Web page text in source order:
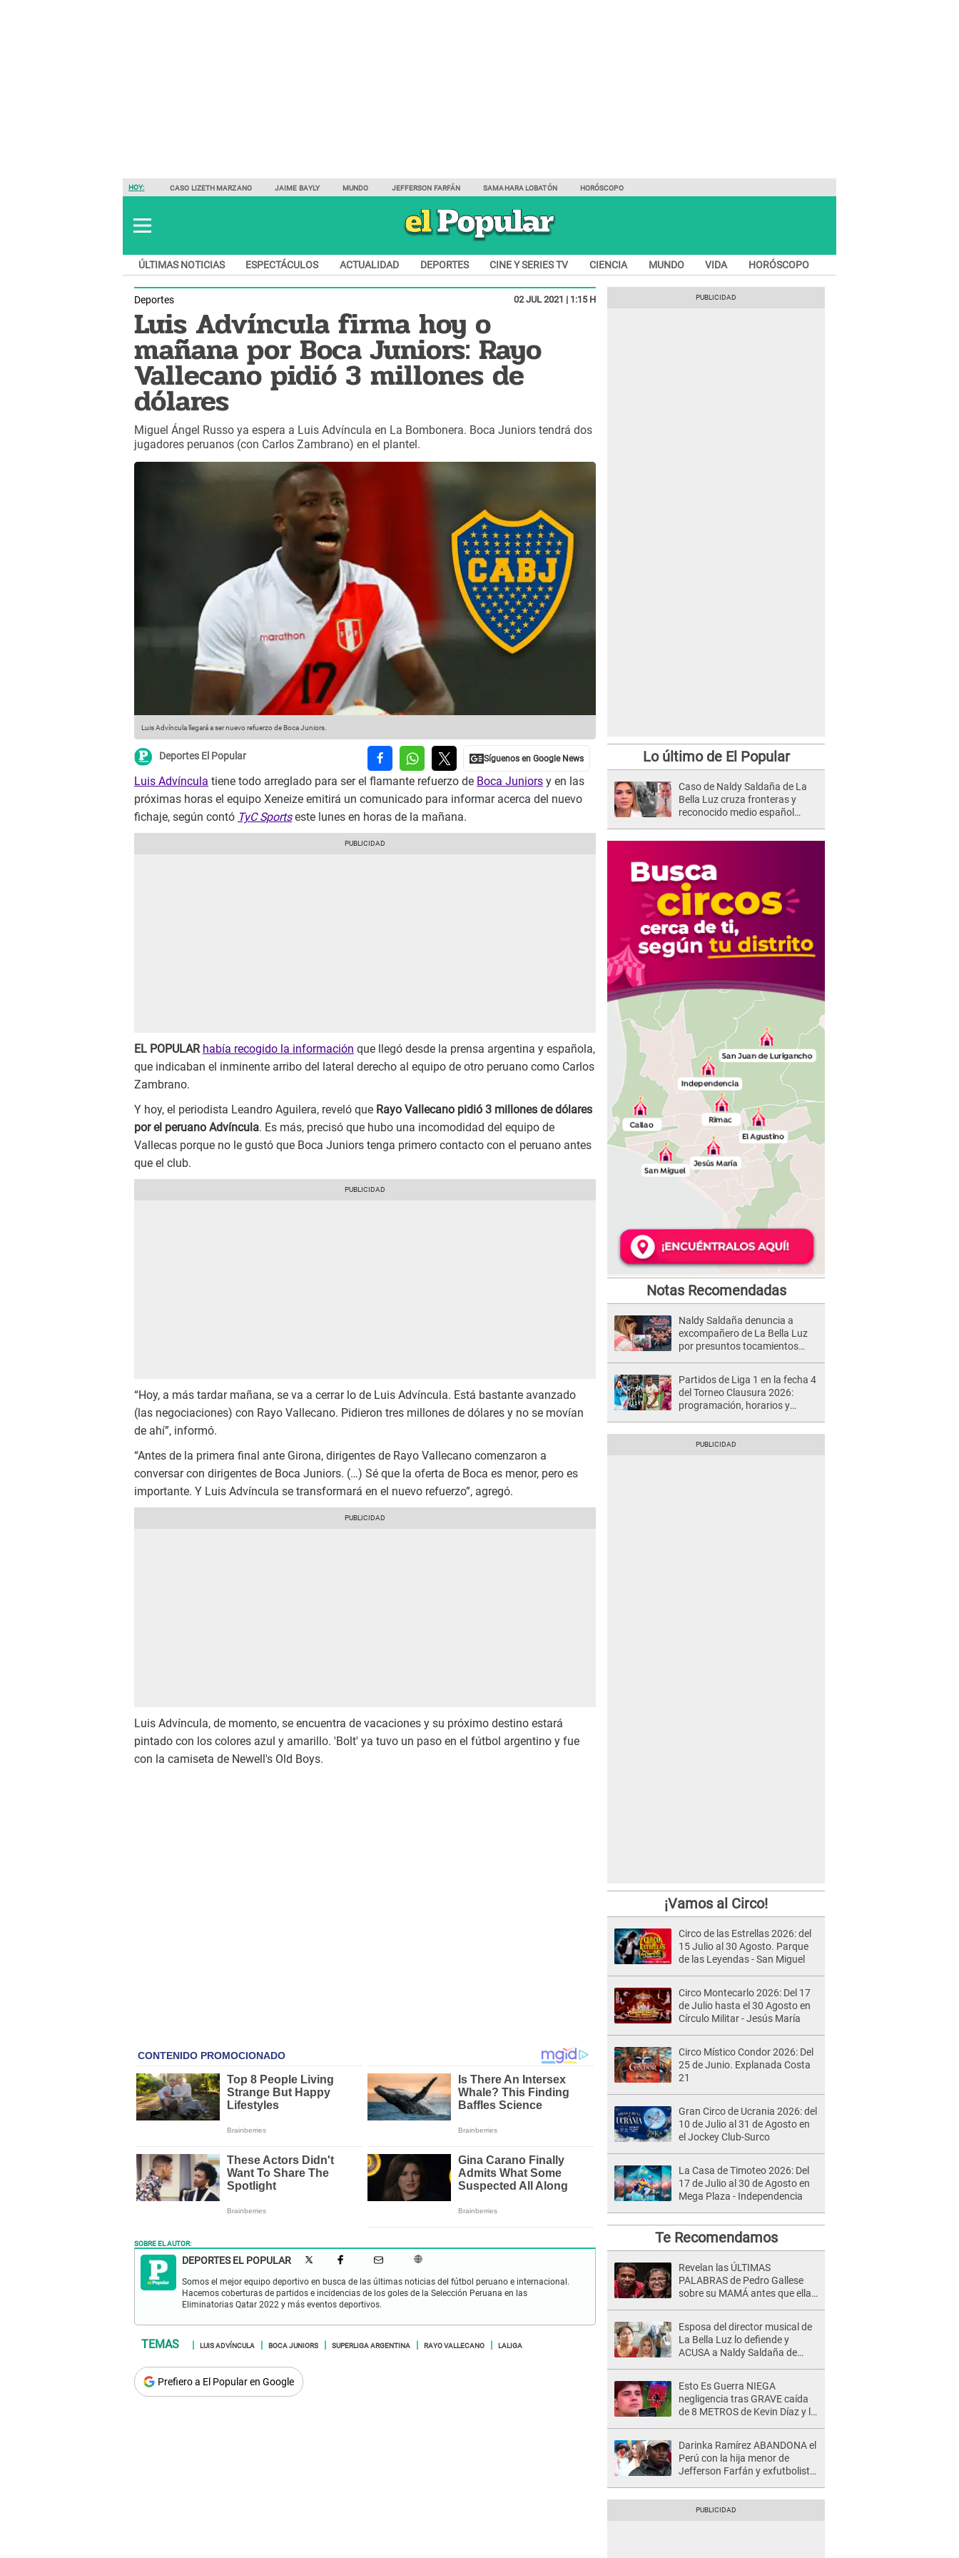
HOY: CASO LIZETH MARZANO JAIME BAYLY MUNDO JEFFERSON FARFÁN SAMAHARA LOBATÓN HORÓSCOPO
ÚLTIMAS NOTICIAS ESPECTÁCULOS ACTUALIDAD DEPORTES CINE Y SERIES TV CIENCIA MUNDO VIDA HORÓSCOPO
Deportes 02 JUL 2021 | 1:15 H
Luis Advíncula firma hoy o
mañana por Boca Juniors: Rayo
Vallecano pidió 3 millones de
dólares
Miguel Ángel Russo ya espera a Luis Advíncula en La Bombonera. Boca Juniors tendrá dos
jugadores peruanos (con Carlos Zambrano) en el plantel.
Luis Advíncula llegará a ser nuevo refuerzo de Boca Juniors.
Deportes El Popular
Luis Advíncula tiene todo arreglado para ser el flamante refuerzo de Boca Juniors y en las
próximas horas el equipo Xeneize emitirá un comunicado para informar acerca del nuevo
fichaje, según contó TyC Sportseste lunes en horas de la mañana.
EL POPULAR había recogido la información que llegó desde la prensa argentina y española,
que indicaban el inminente arribo del lateral derecho al equipo de otro peruano como Carlos
Zambrano.
Y hoy, el periodista Leandro Aguilera, reveló que Rayo Vallecano pidió 3 millones de dólares
por el peruano Advíncula. Es más, precisó que hubo una incomodidad del equipo de
Vallecas porque no le gustó que Boca Juniors tenga primero contacto con el peruano antes
que el club.
“Hoy, a más tardar mañana, se va a cerrar lo de Luis Advíncula. Está bastante avanzado
(las negociaciones) con Rayo Vallecano. Pidieron tres millones de dólares y no se movían
de ahí”, informó.
“Antes de la primera final ante Girona, dirigentes de Rayo Vallecano comenzaron a
conversar con dirigentes de Boca Juniors. (…) Sé que la oferta de Boca es menor, pero es
importante. Y Luis Advíncula se transformará en el nuevo refuerzo”, agregó.
Luis Advíncula, de momento, se encuentra de vacaciones y su próximo destino estará
pintado con los colores azul y amarillo. 'Bolt' ya tuvo un paso en el fútbol argentino y fue
con la camiseta de Newell's Old Boys.
SOBRE EL AUTOR:
DEPORTES EL POPULAR
Somos el mejor equipo deportivo en busca de las últimas noticias del fútbol peruano e internacional.
Hacemos coberturas de partidos e incidencias de los goles de la Selección Peruana en las
Eliminatorias Qatar 2022 y más eventos deportivos.
LUIS ADVÍNCULA BOCA JUNIORS SUPERLIGA ARGENTINA RAYO VALLECANO LALIGA
Prefiero a El Popular en Google
Lo último de El Popular
Caso de Naldy Saldaña de La
Bella Luz cruza fronteras y
reconocido medio español
Notas Recomendadas
Naldy Saldaña denuncia a
excompañero de La Bella Luz
por presuntos tocamientos
Partidos de Liga 1 en la fecha 4
del Torneo Clausura 2026:
programación, horarios y
¡Vamos al Circo!
Circo de las Estrellas 2026: del
15 Julio al 30 Agosto. Parque
de las Leyendas - San Miguel
Circo Montecarlo 2026: Del 17
de Julio hasta el 30 Agosto en
Círculo Militar - Jesús María
Circo Místico Condor 2026: Del
25 de Junio. Explanada Costa
21
Gran Circo de Ucrania 2026: del
10 de Julio al 31 de Agosto en
el Jockey Club-Surco
La Casa de Timoteo 2026: Del
17 de Julio al 30 de Agosto en
Mega Plaza - Independencia
Te Recomendamos
Revelan las ÚLTIMAS
PALABRAS de Pedro Gallese
sobre su MAMÁ antes que ella
Esposa del director musical de
La Bella Luz lo defiende y
ACUSA a Naldy Saldaña de
Esto Es Guerra NIEGA
negligencia tras GRAVE caída
de 8 METROS de Kevin Díaz y lo
Darinka Ramírez ABANDONA el
Perú con la hija menor de
Jefferson Farfán y exfutbolista